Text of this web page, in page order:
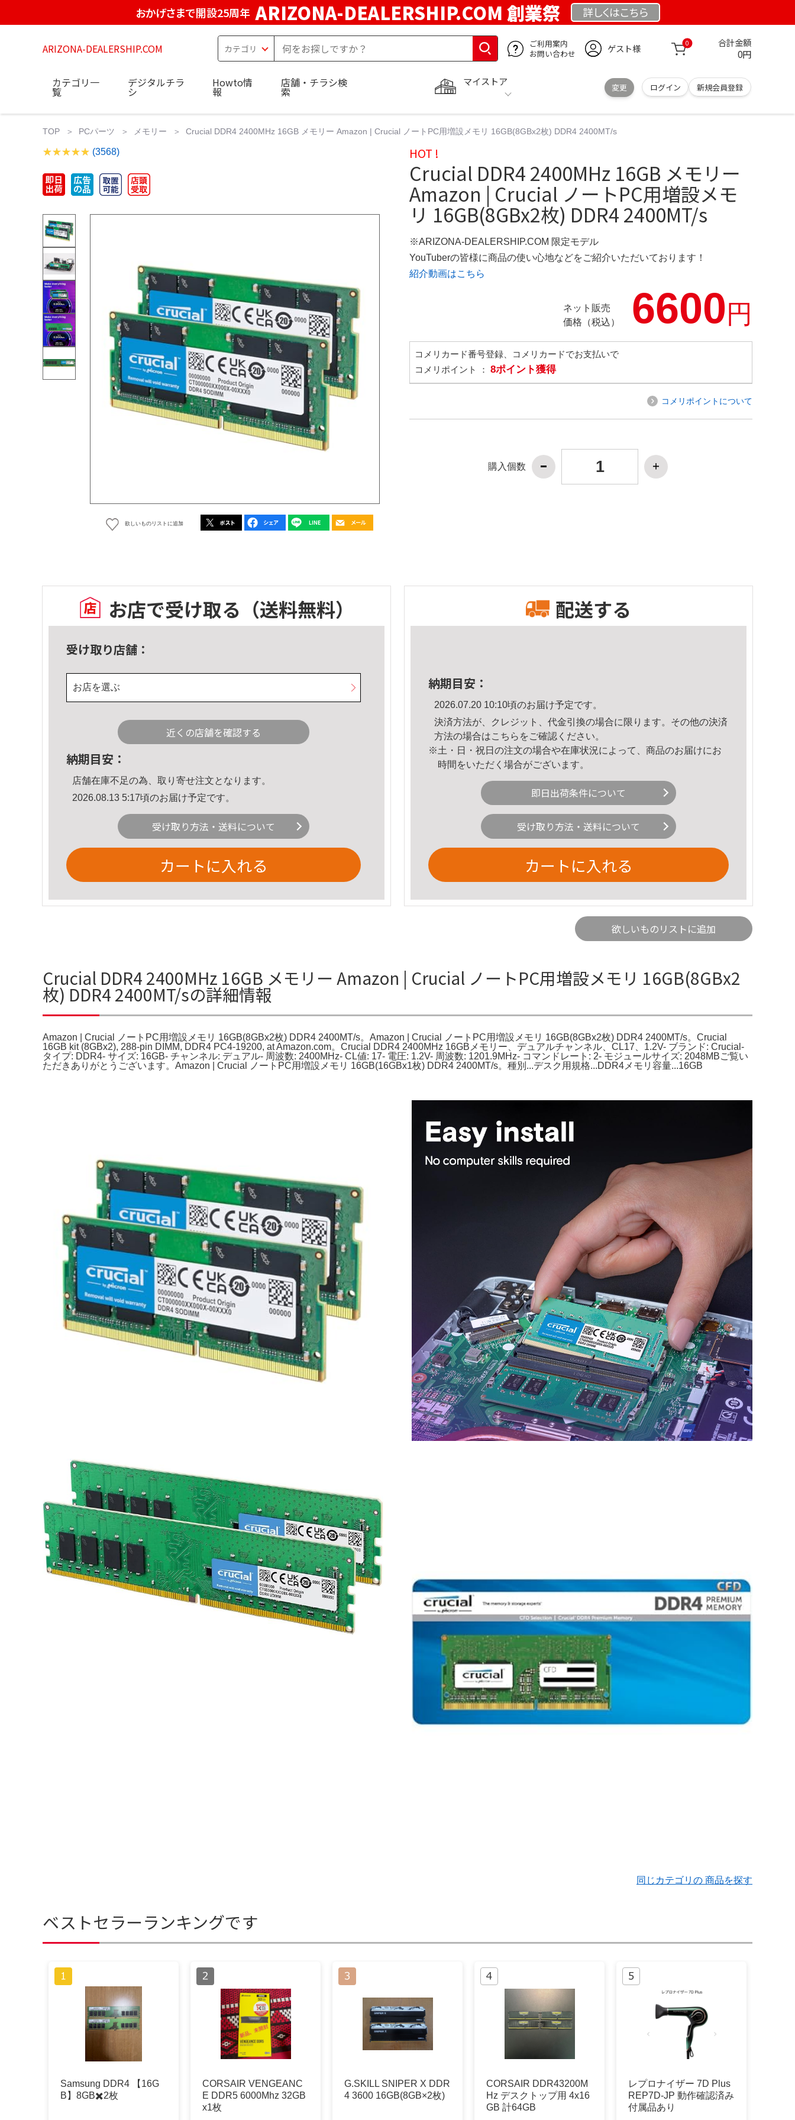
おかげさまで開設25周年 ARIZONA-DEALERSHIP.COM 創業祭 詳しくはこちら
ARIZONA-DEALERSHIP.COM
ご利用案内
お問い合わせ
ゲスト様 0 合計金額
0円
マイストア
変更 ログイン 新規会員登録
カテゴリ一
覧
デジタルチラ
シ
Howto情
報
店舗・チラシ検
索
TOP PCパーツ メモリー Crucial DDR4 2400MHz 16GB メモリー Amazon | Crucial ノートPC用増設メモリ 16GB(8GBx2枚) DDR4 2400MT/s
(3568)
欲しいものリストに追加
HOT !
Crucial DDR4 2400MHz 16GB メモリー
Amazon | Crucial ノートPC用増設メモ
リ 16GB(8GBx2枚) DDR4 2400MT/s
※ARIZONA-DEALERSHIP.COM 限定モデル
YouTuberの皆様に商品の使い心地などをご紹介いただいております！
紹介動画はこちら
ネット販売
価格（税込）
6600円
コメリカード番号登録、コメリカードでお支払いで
コメリポイント ： 8ポイント獲得
コメリポイントについて
購入個数
お店で受け取る （送料無料）
受け取り店舗：
お店を選ぶ
近くの店舗を確認する
納期目安：
店舗在庫不足の為、取り寄せ注文となります。
2026.08.13 5:17頃のお届け予定です。
受け取り方法・送料について
カートに入れる
配送する
納期目安：
2026.07.20 10:10頃のお届け予定です。
決済方法が、クレジット、代金引換の場合に限ります。その他の決済
方法の場合はこちら をご確認ください。
※土・日・祝日の注文の場合や在庫状況によって、商品のお届けにお
時間をいただく場合がございます。
即日出荷条件について
受け取り方法・送料について
カートに入れる
欲しいものリストに追加
Crucial DDR4 2400MHz 16GB メモリー Amazon | Crucial ノートPC用増設メモリ 16GB(8GBx2
枚) DDR4 2400MT/sの詳細情報
Amazon | Crucial ノートPC用増設メモリ 16GB(8GBx2枚) DDR4 2400MT/s。Amazon | Crucial ノートPC用増設メモリ 16GB(8GBx2枚) DDR4 2400MT/s。Crucial
16GB kit (8GBx2), 288-pin DIMM, DDR4 PC4-19200, at Amazon.com。Crucial DDR4 2400MHz 16GBメモリー、デュアルチャンネル、CL17、1.2V- ブランド: Crucial-
タイプ: DDR4- サイズ: 16GB- チャンネル: デュアル- 周波数: 2400MHz- CL値: 17- 電圧: 1.2V- 周波数: 1201.9MHz- コマンドレート: 2- モジュールサイズ: 2048MBご覧い
ただきありがとうございます。Amazon | Crucial ノートPC用増設メモリ 16GB(16GBx1枚) DDR4 2400MT/s。種別...デスク用規格...DDR4メモリ容量...16GB
同じカテゴリの 商品を探す
ベストセラーランキングです
Samsung DDR4 【16G
B】8GB✖️2枚
CORSAIR VENGEANC
E DDR5 6000Mhz 32GB
x1枚
G.SKILL SNIPER X DDR
4 3600 16GB(8GB×2枚)
CORSAIR DDR43200M
Hz デスクトップ用 4x16
GB 計64GB
レプロナイザー 7D Plus
REP7D-JP 動作確認済み
付属品あり